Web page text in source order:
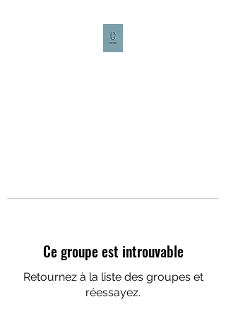
Ce groupe est introuvable
Retournez à la liste des groupes et
réessayez.